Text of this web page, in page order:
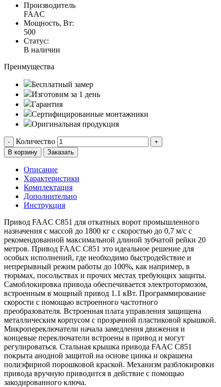
Производитель
FAAC
Мощность, Вт:
500
Статус:
В наличии
Преимущества
Бесплатный замер
Изготовим за 1 день
Гарантия
Сертифицированные монтажники
Оригинальная продукция
- Количество
+
В корзину
Заказать
Описание
Характеристики
Комплектация
Дополнительно
Инструкция
Привод FAAC C851 для откатных ворот промышленного
назначения с массой до 1800 кг c скоростью до 0,7 м/с с
рекомендованной максимальной длиной зубчатой рейки 20
метров. Привод FAAC C851 это идеальное решение для
особых исполнений, где необходимо быстродействие и
непрерывный режим работы до 100%, как например, в
тюрьмах, посольствах и прочих местах требующих защиты.
Самоблокировка привода обеспечивается электротормозом,
встроенным в мощный привод 1.1 кВт. Программирование
скорости с помощью встроенного частотного
преобразователя. Встроенная плата управления защищена
металлическим корпусом с прозрачной пластиковой крышкой.
Микропереключатели начала замедления движения и
концевые переключатели встроены в привод и могут
регулироваться. Стальная крышка привода FAAC C851
покрыта анодной защитой на основе цинка и окрашена
полиэфирной порошковой краской. Механизм разблокировки
привода вручную приводится в действие с помощью
закодированного ключа.